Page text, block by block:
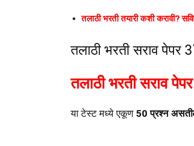
तलाठी भरती तयारी कशी करावी?
तलाठी भरती सराव पेपर
तलाठी भरती सराव पेपर
या टेस्ट मध्ये एकूण 50 प्रश्न